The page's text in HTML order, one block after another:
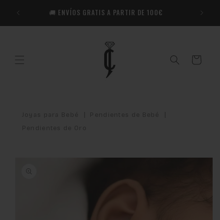
directamente🚚 ENVÍOS GRATIS A PARTIR DE 100€
Carrito
información